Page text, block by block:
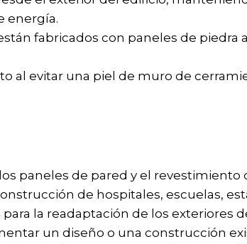
energía.
fabricados con paneles de piedra
al evitar una piel de muro de
paneles de pared y el revestimiento
de hospitales, escuelas,
la readaptación de los exteriores
un diseño o una construcción